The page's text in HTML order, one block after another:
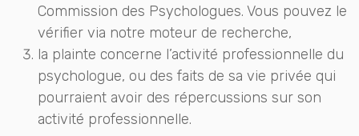
Commission des Psychologues. Vous pouvez le
vérifier via notre moteur de recherche,
la plainte concerne l’activité professionnelle du
psychologue, ou des faits de sa vie privée qui
pourraient avoir des répercussions sur son
activité professionnelle.